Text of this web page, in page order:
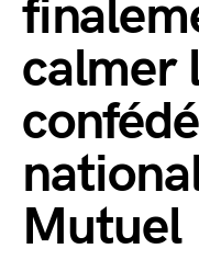
calmer
Mutuel